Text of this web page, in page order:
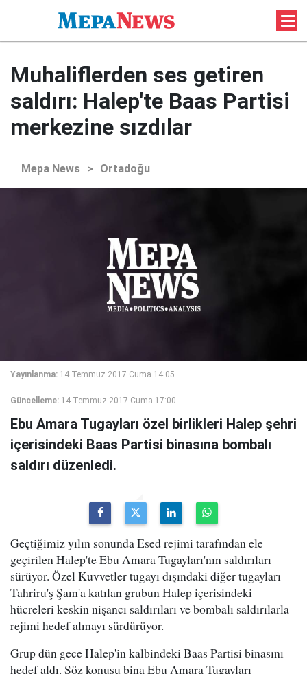
Muhaliflerden ses getiren
saldırı: Halep'te Baas Partisi
merkezine sızdılar
Mepa News > Ortadoğu
Yayınlanma: 14 Temmuz 2017 Cuma 14:05
Güncelleme: 14 Temmuz 2017 Cuma 17:00
Ebu Amara Tugayları özel birlikleri Halep şehri
içerisindeki Baas Partisi binasına bombalı
saldırı düzenledi.
Geçtiğimiz yılın sonunda Esed rejimi tarafından ele
geçirilen Halep'te Ebu Amara Tugayları'nın saldırıları
sürüyor. Özel Kuvvetler tugayı dışındaki diğer tugayları
Tahriru'ş Şam'a katılan grubun Halep içerisindeki
hücreleri keskin nişancı saldırıları ve bombalı saldırılarla
rejimi hedef almayı sürdürüyor.
Grup dün gece Halep'in kalbindeki Baas Partisi binasını
hedef aldı. Söz konusu bina Ebu Amara Tugayları